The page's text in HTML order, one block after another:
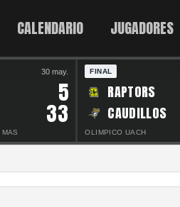
CALENDARIO JUGADORES
30 may.
5
33
FINAL
RAPTORS
CAUDILLOS
OLIMPICO UACH